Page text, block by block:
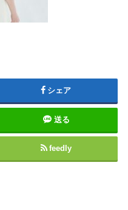
シェア
送る
feedly